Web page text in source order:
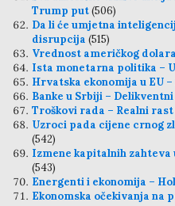
Trump put(506)
Da li će umjetna
disrupcija (515)
Vrednost američkog
Ista monetarna politika –
Hrvatska ekonomija u EU
Banke u Srbiji –
Troškovi rada – Realni
Uzroci pada cijene crnog
(542)
Izmene kapitalnih zahteva
(543)
Energenti i ekonomija –
Ekonomska očekivanja na